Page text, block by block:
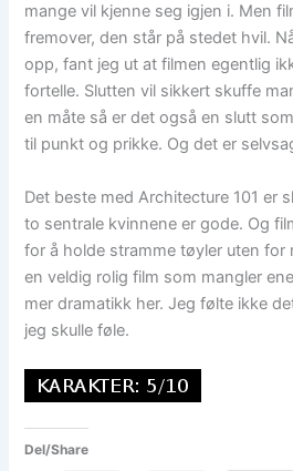
mange vil kjenne seg igjen i. Men
fremover, den står på stedet hvil.
opp, fant jeg ut at filmen egentlig
fortelle. Slutten vil sikkert skuffe
en måte så er det også en slutt
til punkt og prikke. Og det er
Det beste med Architecture 101 er
to sentrale kvinnene er gode. Og
for å holde stramme tøyler uten for
en veldig rolig film som mangler
mer dramatikk her. Jeg følte ikke
jeg skulle føle.
Del/Share